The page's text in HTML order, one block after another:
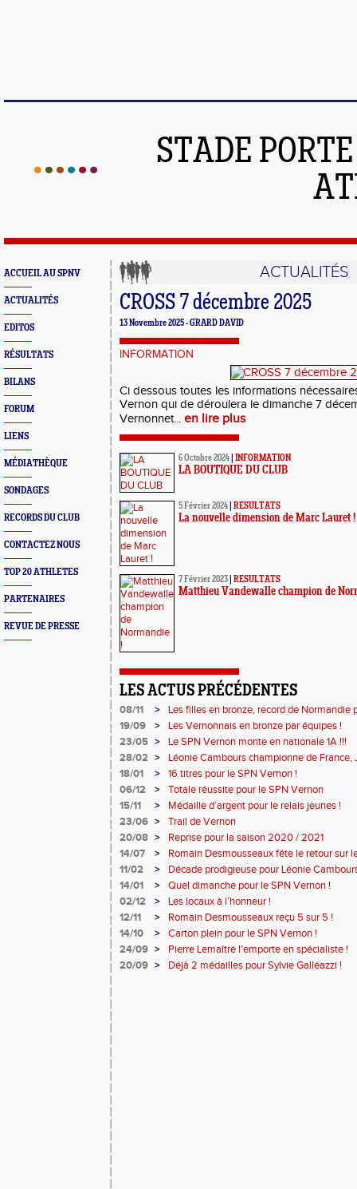
STADE
ACCUEIL AU SPNV
ACTUALITÉS
EDITOS
RÉSULTATS
BILANS
FORUM
LIENS
MÉDIATHÈQUE
SONDAGES
RECORDS DU CLUB
CONTACTEZ NOUS
TOP 20 ATHLETES
PARTENAIRES
REVUE DE PRESSE
ACTUALITÉS
CROSS 7 décembre 2025
13 Novembre 2025 - GRARD DAVID
INFORMATION
Ci dessous toutes les informations
Vernon qui de déroulera le dimanche 7
Vernonnet... en lire plus
6 Octobre 2024 INFORMATION
LA BOUTIQUE DU CLUB
5 Février 2024 RESULTATS
La nouvelle dimension de Marc Lauret !
7 Février 2023 RESULTATS
Matthieu Vandewalle champion de
LES ACTUS PRÉCÉDENTES
08/11 >
Les filles en bronze, record de Normandie
19/09
>
Les Vernonnais en bronze par équipes !
23/05 >
Le SPN Vernon monte en nationale 1A !!!
28/02 >
Léonie Cambours championne de France,
18/01
>
16 titres pour le SPN Vernon !
06/12
>
Totale réussite pour le SPN Vernon
15/11
>
Médaille d’argent pour le relais jeunes !
23/06 >
Trail de Vernon
20/08 >
Reprise pour la saison 2020 / 2021
14/07
>
Romain Desmousseaux fête le retour sur
11/02
>
Décade prodigieuse pour Léonie
14/01
>
Quel dimanche pour le SPN Vernon !
02/12
>
Les locaux à l’honneur !
12/11
>
Romain Desmousseaux reçu 5 sur 5 !
14/10
>
Carton plein pour le SPN Vernon !
24/09 >
Pierre Lemaître l’emporte en spécialiste !
20/09 > Déjà 2 médailles pour Sylvie Galléazzi !